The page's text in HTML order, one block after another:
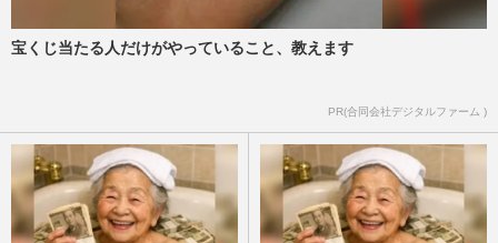
宝くじ当たる人だけがやっていること、教えます
PR(合同会社デジタルファーム )